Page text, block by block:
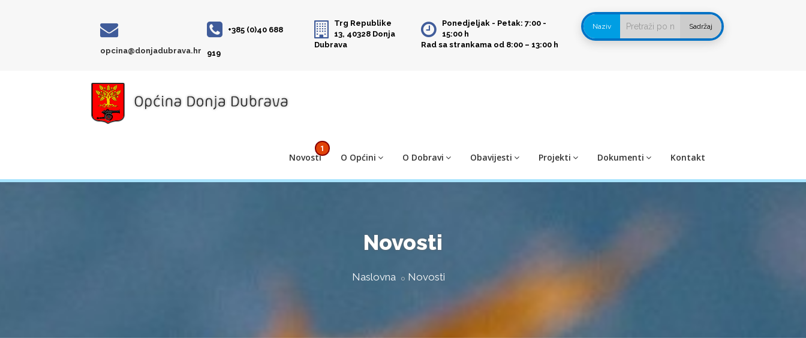
opcina@donjadubrava.hr
+385 (0)40 688
919
Trg Republike
13, 40328 Donja
Dubrava
Ponedjeljak - Petak: 7:00 -
15:00 h
Rad sa strankama od 8:00 – 13:00 h
Naziv Sadržaj
Novosti
1
O Općini O Dobravi Obavijesti Projekti Dokumenti Kontakt
Novosti
Naslovna Novosti